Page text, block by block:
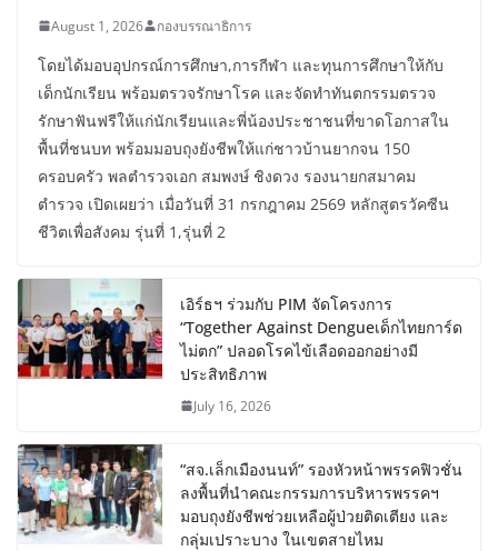
August 1, 2026 กองบรรณาธิการ
โดยได้มอบอุปกรณ์การศึกษา,การกีฬา และทุนการศึกษาให้กับ
เด็กนักเรียน พร้อมตรวจรักษาโรค และจัดทำทันตกรรมตรวจ
รักษาฟันฟรีให้แก่นักเรียนและพี่น้องประชาชนที่ขาดโอกาสใน
พื้นที่ชนบท พร้อมมอบถุงยังชีพให้แก่ชาวบ้านยากจน 150
ครอบครัว พลตำรวจเอก สมพงษ์ ชิงดวง รองนายกสมาคม
ตำรวจ เปิดเผยว่า เมื่อวันที่ 31 กรกฎาคม 2569 หลักสูตรวัคซีน
ชีวิตเพื่อสังคม รุ่นที่ 1,รุ่นที่ 2
เอิร์ธฯ ร่วมกับ PIM จัดโครงการ
“Together Against Dengueเด็กไทยการ์ด
ไม่ตก” ปลอดโรคไข้เลือดออกอย่างมี
ประสิทธิภาพ
July 16, 2026
“สจ.เล็กเมืองนนท์” รองหัวหน้าพรรคฟิวชั่น
ลงพื้นที่นำคณะกรรมการบริหารพรรคฯ
มอบถุงยังชีพช่วยเหลือผู้ป่วยติดเตียง และ
กลุ่มเปราะบาง ในเขตสายไหม